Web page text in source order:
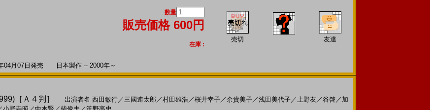
数量
販売価格 600円
在庫 :
売切 友達
04月07日発売 日本製作 -- 2000年～
［Ａ４判］ 出演者名 西田敏行／三國連太郎 ／村田雄浩／桜井幸子／余貴美子／浅田美代子／上野友／谷啓／ 加